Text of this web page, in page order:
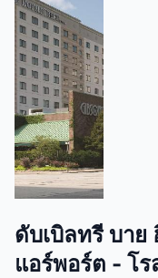
ดับเบิลทรี บา
แอร์พอร์ต - โ